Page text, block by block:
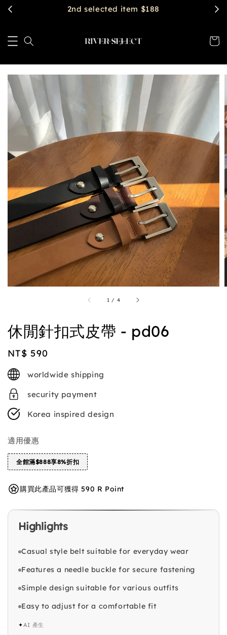
2nd selected item $188
1 / 4
休閒針扣式皮帶 - pd06
Regular
price
NT$ 590
worldwide shipping
security payment
Korea inspired design
適用優惠
全館滿$888享8%折扣
購買此產品可獲得 590 R Point
Highlights
Casual style belt suitable for everyday wear
Features a needle buckle for secure fastening
Simple design suitable for various outfits
Easy to adjust for a comfortable fit
✦AI 產生